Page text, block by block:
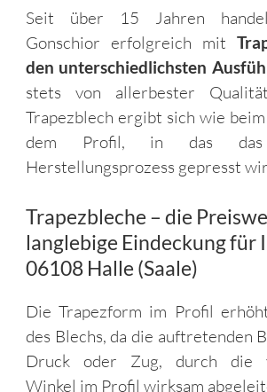
Seit über 15 Jahren
Gonschior erfolgreich mit
den unterschiedlichsten
stets von allerbester
Trapezblech ergibt sich wie
dem Profil, in das
Herstellungsprozess gepresst
Trapezbleche – die
langlebige Eindeckung für
06108 Halle (Saale)
Die Trapezform im Profil
des Blechs, da die auftretenden
Druck oder Zug, durch die
Winkel im Profil wirksam